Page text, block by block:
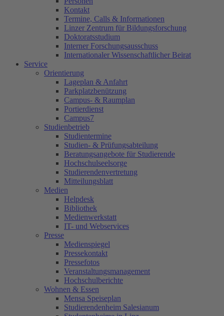
Kontakt
Termine, Calls & Informationen
Linzer Zentrum für Bildungsforschung
Doktoratsstudium
Interner Forschungsausschuss
Internationaler Wissenschaftlicher Beirat
Service
Orientierung
Lageplan & Anfahrt
Parkplatzbenützung
Campus- & Raumplan
Portierdienst
Campus7
Studienbetrieb
Studientermine
Studien- & Prüfungsabteilung
Beratungsangebote für Studierende
Hochschulseelsorge
Studierendenvertretung
Mitteilungsblatt
Medien
Helpdesk
Bibliothek
Medienwerkstatt
IT- und Webservices
Presse
Medienspiegel
Pressekontakt
Pressefotos
Veranstaltungsmanagement
Hochschulberichte
Wohnen & Essen
Mensa Speiseplan
Studierendenheim Salesianum